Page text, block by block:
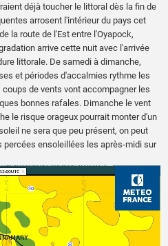
déjà toucher le littoral dès la fin de
arrosent l'intérieur du pays cet
la route de l'Est entre l'Oyapock,
arrive cette nuit avec l'arrivée
littorale. De samedi à dimanche,
et périodes d'accalmies rythme les
de vents vont accompagner les
bonnes rafales. Dimanche le vent
le risque orageux pourrait monter d'un
ne sera que peu présent, on peut
ensoleillées les après-midi sur